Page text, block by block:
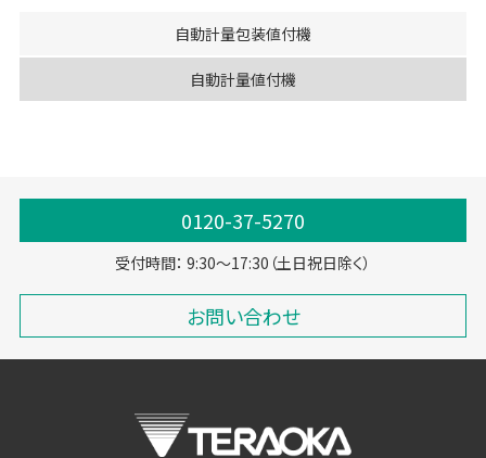
自動計量包装値付機
自動計量値付機
0120-37-5270
受付時間： 9:30～17:30（土日祝日除く）
お問い合わせ